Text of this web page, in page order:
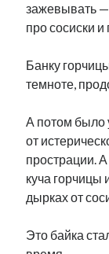
зажевывать
про сосиски и
Банку
темноте,
А потом было
от
прострации.
куча горчицы
дырках от
Это байка